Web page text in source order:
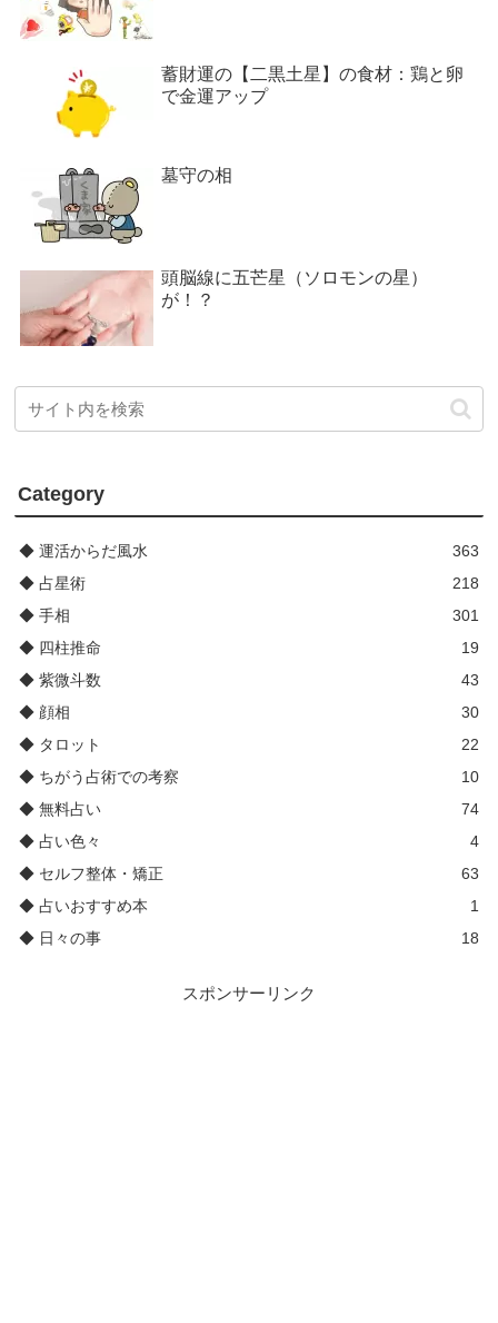
蓄財運の【二黒土星】の食材：鶏と卵
で金運アップ
墓守の相
頭脳線に五芒星（ソロモンの星）
が！？
Category
◆ 運活からだ風水
363
◆ 占星術
218
◆ 手相
301
◆ 四柱推命
19
◆ 紫微斗数
43
◆ 顔相
30
◆ タロット
22
◆ ちがう占術での考察
10
◆ 無料占い
74
◆ 占い色々
4
◆ セルフ整体・矯正
63
◆ 占いおすすめ本
1
◆ 日々の事
18
スポンサーリンク